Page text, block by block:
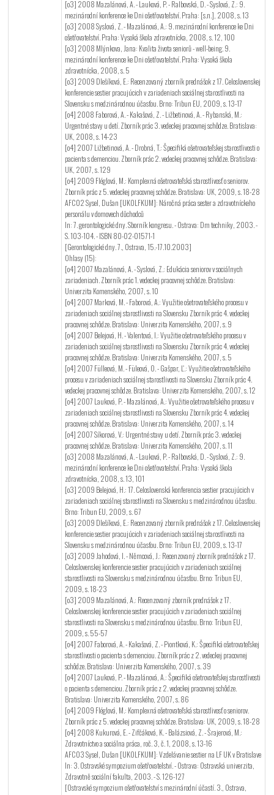
[o3] 2008 Mazalánová, A. - Lauková, P. - Ralbovská, D. - Syslová, Z.: 9.
mezinárodní konference ke Dni ošetřovatelství. Praha: [s.n.], 2008, s. 13
[o3] 2008 Syslová, Z. - Mazalánová, A.: 9. mezinárodní konference ke Dni
ošetřovatelství. Praha: Vysoká škola zdravotnícka, 2008, s. 12, 100
[o3] 2008 Mlýnkova, Jana: Kvalita života seniorů - well-being. 9.
mezinárodní konference ke Dni ošetřovatelství. Praha: Vysoká škola
zdravotnícka, 2008, s. 5
[o3] 2009 Dlešíková, E.: Recenzovaný zborník prednášok z 17. Celoslovenskej
konferencie sestier pracujúcich v zariadeniach sociálnej starostlivosti na
Slovensku s medzinárodnou účasťou. Brno: Tribun EU, 2009, s. 13-17
[o4] 2008 Faborová, A. - Kakašová, Z. - Ližbetinová, A. - Rybanská, M.:
Urgentné stavy u detí. Zborník prác 3. vedeckej pracovnej schôdze. Bratislava:
UK, 2008, s. 14-23
[o4] 2007 Ližbetinová, A. - Drobná, T.: Špecifiká ošetrovateľskej starostlivosti o
pacienta s demenciou. Zborník prác 2. vedeckej pracovnej schôdze. Bratislava:
UK, 2007, s. 129
[o4] 2009 Fléglová, M.: Komplexná ošetrovateľská starostlivosť o seniorov.
Zborník prác z 5. vedeckej pracovnej schôdze. Bratislava: UK, 2009, s. 18-28
AFC02 Sysel, Dušan [UKOLFKUM]: Náročná práca sester a zdravotníckeho
personálu v domovech důchodců
In: 7. gerontologické dny. Sborník kongresu. - Ostrava: Dm techniky, 2003. -
S. 103-104. - ISBN 80-02-01571-1
[Gerontologické dny. 7., Ostrava, 15.-17.10.2003]
Ohlasy (15):
[o4] 2007 Mazalánová, A. - Syslová, Z.: Edukácia seniorov v sociálnych
zariadeniach. Zborník prác 1. vedeckej pracovnej schôdze. Bratislava:
Univerzita Komenského, 2007, s. 10
[o4] 2007 Marková, M. - Faborová, A.: Využitie ošetrovateľského procesu v
zariadeniach sociálnej starostlivosti na Slovensku Zborník prác 4. vedeckej
pracovnej schôdze. Bratislava: Univerzita Komenského, 2007, s. 9
[o4] 2007 Belejová, H. - Valentová, I.: Využitie ošetrovateľského procesu v
zariadeniach sociálnej starostlivosti na Slovensku Zborník prác 4. vedeckej
pracovnej schôdze. Bratislava: Univerzita Komenského, 2007, s. 5
[o4] 2007 Fülleová, M. - Füleová, O. - Gašpar, Ľ.: Využitie ošetrovateľského
procesu v zariadeniach sociálnej starostlivosti na Slovensku Zborník prác 4.
vedeckej pracovnej schôdze. Bratislava: Univerzita Komenského, 2007, s. 12
[o4] 2007 Lauková, P. - Mazalánová, A.: Využitie ošetrovateľského procesu v
zariadeniach sociálnej starostlivosti na Slovensku Zborník prác 4. vedeckej
pracovnej schôdze. Bratislava: Univerzita Komenského, 2007, s. 14
[o4] 2007 Síkorová, V.: Urgentné stavy u detí. Zborník prác 3. vedeckej
pracovnej schôdze. Bratislava: Univerzita Komenského, 2007, s. 11
[o3] 2008 Mazalánová, A. - Lauková, P. - Ralbovská, D. - Syslová, Z.: 9.
mezinárodní konference ke Dni ošetřovatelství. Praha: Vysoká škola
zdravotnícka, 2008, s. 13, 101
[o3] 2009 Belejová, H.: 17. Celoslovenská konferencia sestier pracujúcich v
zariadeniach sociálnej starostlivosti na Slovensku s medzinárodnou účasťou.
Brno: Tribun EU, 2009, s. 67
[o3] 2009 Dlešíková, E.: Recenzovaný zborník prednášok z 17. Celoslovenskej
konferencie sestier pracujúcich v zariadeniach sociálnej starostlivosti na
Slovensku s medzinárodnou účasťou. Brno: Tribun EU, 2009, s. 13-17
[o3] 2009 Jahodová, I. - Němcová, J.: Recenzovaný zborník prednášok z 17.
Celoslovenskej konferencie sestier pracujúcich v zariadeniach sociálnej
starostlivosti na Slovensku s medzinárodnou účasťou. Brno: Tribun EU,
2009, s. 18-23
[o3] 2009 Mazalánová, A.: Recenzovaný zborník prednášok z 17.
Celoslovenskej konferencie sestier pracujúcich v zariadeniach sociálnej
starostlivosti na Slovensku s medzinárodnou účasťou. Brno: Tribun EU,
2009, s. 55-57
[o4] 2007 Faborová, A. - Kakašová, Z. - Piontková, K.: Špecifiká ošetrovateľskej
starostlivosti o pacienta s demenciou. Zborník prác z 2. vedeckej pracovnej
schôdze. Bratislava: Univerzita Komenského, 2007, s. 39
[o4] 2007 Lauková, P. - Mazalánová, A.: Špecifiká ošetrovateľskej starostlivosti
o pacienta s demenciou. Zborník prác z 2. vedeckej pracovnej schôdze.
Bratislava: Univerzita Komenského, 2007, s. 86
[o4] 2009 Fléglová, M.: Komplexná ošetrovateľská starostlivosť o seniorov.
Zborník prác z 5. vedeckej pracovnej schôdze. Bratislava: UK, 2009, s. 18-28
[o4] 2008 Kukurová, E. - Zifčáková, K. - Balázsiová, Z. - Šrajerová, M.:
Zdravotníctvo a sociálna práca, roč. 3, č. 1, 2008, s. 13-16
AFC03 Sysel, Dušan [UKOLFKUM]: Vzdelávanie sestier na LF UK v Bratislave
In: 3. Ostravské sympozium ošetřovatelství. - Ostrava: Ostravská univerzita,
Zdravotně sociální fakulta, 2003. - S. 126-127
[Ostravské sympozium ošetřovatelství s mezinárodní účastí. 3., Ostrava,